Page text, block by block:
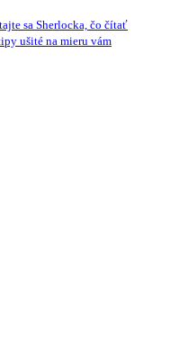
sa Sherlocka, čo čítať
ušité na mieru vám